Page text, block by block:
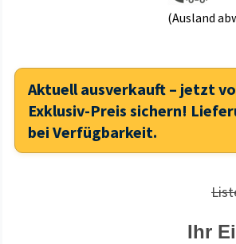
(Ausland
Aktuell ausverkauft – jetzt
Exklusiv-Preis sichern!
bei Verfügbarkeit.
Ihr